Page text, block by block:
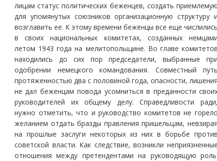
лицам статус политических беженцев, создать
для упомянутых союзников организационную структуру
возглавить ее. К этому времени беженцы все еще
в своих национальных комитетах, созданных
летом 1943 года на мелитопольщине. Во главе
находились до сих пор председатели, выбранные
одобрении немецкого командования. Совместный
протяженностью два с половиной года, опасности,
не дал беженцам повода усомниться в преданности
руководителей их общему делу. Справедливости
нужно отметить, что и руководство комитетов не
желанием отдать бразды правления пришельцам,
на прошлые заслуги некоторых из них в борьбе
советской власти. Как следствие, возникли
отношения между претендентами на руководящую